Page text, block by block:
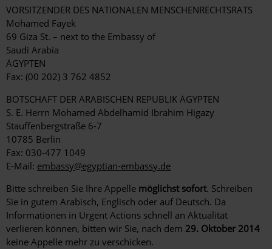
VORSITZENDER DES NATIONALEN MENSCHENRECHTSRATS
Mohamed Fayek
69 Giza St. – next to the Embassy of
Saudi Arabia
ÄGYPTEN
Fax: (00 202) 3 762 4852
BOTSCHAFT DER ARABISCHEN REPUBLIK ÄGYPTEN
S. E. Herrn Mohamed Abdelhamid Ibrahim Higazy
Stauffenbergstraße 6-7
10785 Berlin
Fax: 030-477 1049
E-Mail: embassy@egyptian-embassy.de
Bitte schreiben Sie Ihre Appelle möglichst sofort. Schreiben
Sie in gutem Arabisch, Englisch oder auf Deutsch. Da
Informationen in Urgent Actions schnell an Aktualität
verlieren können, bitten wir Sie, nach dem 29. Oktober 2014
keine Appelle mehr zu verschicken.